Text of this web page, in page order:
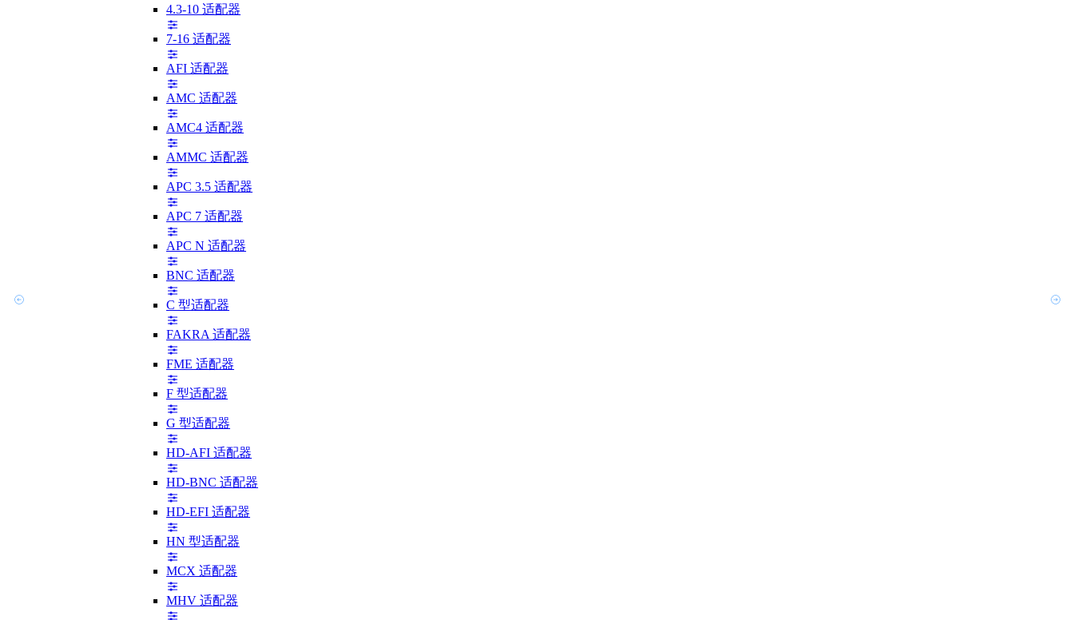
4.3-10 适配器
7-16 适配器
AFI 适配器
AMC 适配器
AMC4 适配器
AMMC 适配器
APC 3.5 适配器
APC 7 适配器
APC N 适配器
BNC 适配器
C 型适配器
FAKRA 适配器
FME 适配器
F 型适配器
G 型适配器
HD-AFI 适配器
HD-BNC 适配器
HD-EFI 适配器
HN 型适配器
MCX 适配器
MHV 适配器